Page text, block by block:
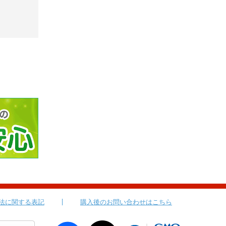
に関する表記 購入後のお問い合わせはこちら